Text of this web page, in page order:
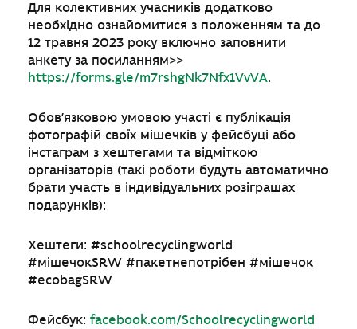
Для колективних учасників додатково
необхідно ознайомитися з положенням та до
12 травня 2023 року включно заповнити
анкету за посиланням>>
https://forms.gle/m7rshgNk7Nfx1VvVA.
Обов’язковою умовою участі є публікація
фотографій своїх мішечків у фейсбуці або
інстаграм з хештегами та відміткою
організаторів (такі роботи будуть автоматично
брати участь в індивідуальних розіграшах
подарунків):
Хештеги: #schoolrecyclingworld
#мішечокSRW #пакетнепотрібен #мішечок
#ecobagSRW
Фейсбук: facebook.com/Schoolrecyclingworld